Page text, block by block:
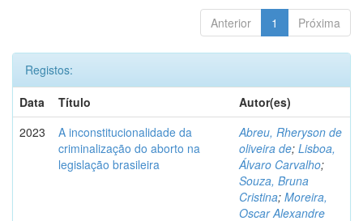
Anterior 1 Próxima
Registos:
Data
Título
Autor(es)
2023
A inconstitucionalidade da
criminalização do aborto na
legislação brasileira
Abreu, Rheryson de
oliveira de; Lisboa,
Álvaro Carvalho;
Souza, Bruna
Cristina; Moreira,
Oscar Alexandre